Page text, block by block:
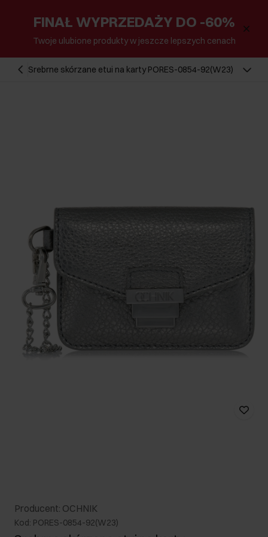
FINAŁ WYPRZEDAŻY DO -60%
Twoje ulubione produkty w jeszcze lepszych cenach
Srebrne skórzane etui na karty PORES-0854-92(W23)
Producent: OCHNIK
Kod: PORES-0854-92(W23)